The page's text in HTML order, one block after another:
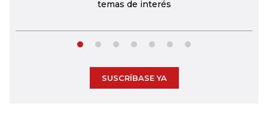
temas de interés
SUSCRÍBASE YA